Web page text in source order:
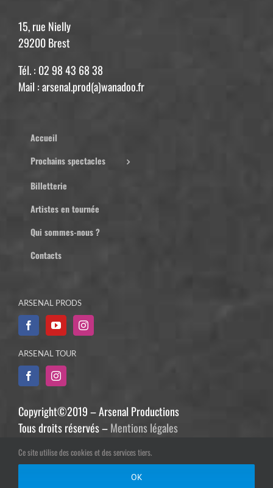
15, rue Nielly
29200 Brest
Tél. : 02 98 43 68 38
Mail : arsenal.prod(a)wanadoo.fr
Accueil
Prochains spectacles
Billetterie
Artistes en tournée
Qui sommes-nous ?
Contacts
ARSENAL PRODS
ARSENAL TOUR
Copyright©2019 – Arsenal Productions
Tous droits réservés –Mentions légales
Développement :Philippe Guiziou
Ce site utilise des cookies et des services tiers.
OK